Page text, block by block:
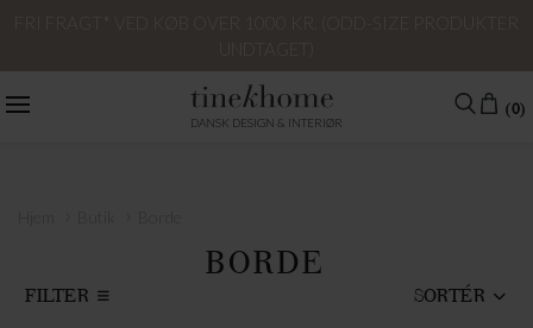
DANSK DESIGN & INTERIØR
(0)
BORDE
FILTER SORTÉR